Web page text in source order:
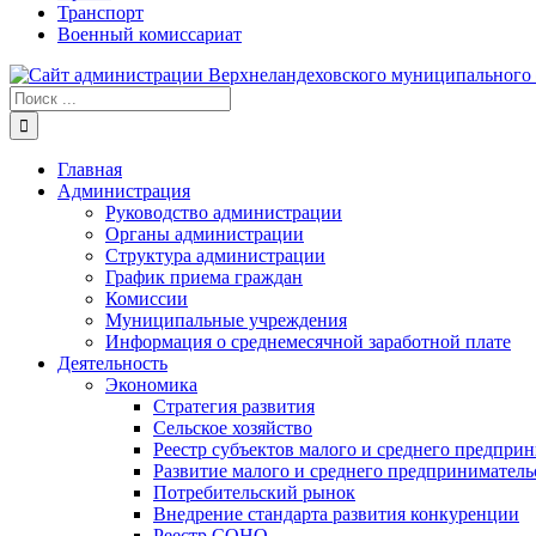
Транспорт
Военный комиссариат
Результат
поиска:
Главная
Администрация
Руководство администрации
Органы администрации
Структура администрации
График приема граждан
Комиссии
Муниципальные учреждения
Информация о среднемесячной заработной плате
Деятельность
Экономика
Стратегия развития
Сельское хозяйство
Реестр субъектов малого и среднего
Развитие малого и среднего
Потребительский рынок
Внедрение стандарта развития конкуренции